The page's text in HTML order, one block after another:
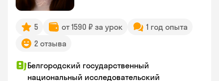
5 от 1590 ₽ за урок
1 год опыта
2 отзыва
Белгородский государственный
национальный исследовательский